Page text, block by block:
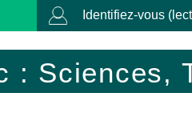
Identifiez-vous
: Sciences,